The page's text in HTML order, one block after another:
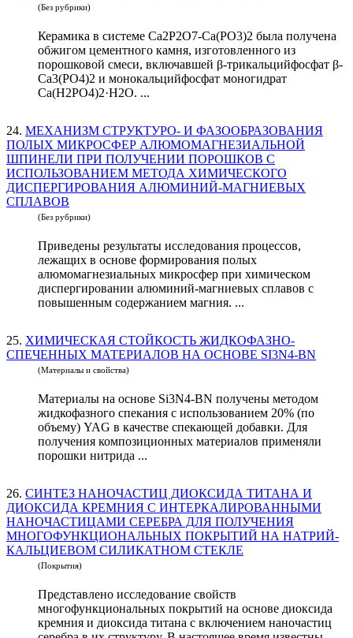
(Без рубрики)
Керамика в системе Са2Р2О7-Са(РО3)2 была получена
обжигом цементного камня, изготовленного из
порошковой смеси, включавшей β-трикальцийфосфат β-
Ca3(PO4)2 и монокальцийфосфат моногидрат
Ca(H2PO4)2·Н2О. ...
24. МЕХАНИЗМ СТРУКТУРО- И ФАЗООБРАЗОВАНИЯ
ПОЛЫХ МИКРОСФЕР АЛЮМОМАГНЕЗИАЛЬНОЙ
ШПИНЕЛИ ПРИ ПОЛУЧЕНИИ ПОРОШКОВ С
ИСПОЛЬЗОВАНИЕМ МЕТОДА ХИМИЧЕСКОГО
ДИСПЕРГИРОВАНИЯ АЛЮМИНИЙ-МАГНИЕВЫХ
СПЛАВОВ
(Без рубрики)
Приведены результаты исследования процессов,
лежащих в основе формирования полых
алюмомагнезиальных микросфер при химическом
диспергировании алюминий-магниевых сплавов с
повышенным содержанием магния. ...
25. ХИМИЧЕСКАЯ СТОЙКОСТЬ ЖИДКОФАЗНО-
СПЕЧЕННЫХ МАТЕРИАЛОВ НА ОСНОВЕ SI3N4-BN
(Материалы и свойства)
Материалы на основе Si3N4-BN получены методом
жидкофазного спекания с использованием 20% (по
объему) YAG в качестве спекающей добавки. Для
получения композиционных материалов применяли
порошки нитрида ...
26. СИНТЕЗ НАНОЧАСТИЦ ДИОКСИДА ТИТАНА И
ДИОКСИДА КРЕМНИЯ С ИНТЕРКАЛИРОВАННЫМИ
НАНОЧАСТИЦАМИ СЕРЕБРА ДЛЯ ПОЛУЧЕНИЯ
МНОГОФУНКЦИОНАЛЬНЫХ ПОКРЫТИЙ НА НАТРИЙ-
КАЛЬЦИЕВОМ СИЛИКАТНОМ СТЕКЛЕ
(Покрытия)
Представлено исследование свойств
многофункциональных покрытий на основе диоксида
кремния и диоксида титана с включением наночастиц